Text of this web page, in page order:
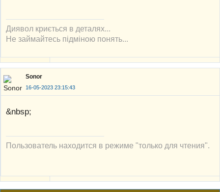
Диявол криється в деталях...
Не займайтесь підміною понять...
Sonor
16-05-2023 23:15:43
&nbsp;
Пользователь находится в режиме "только для чтения".